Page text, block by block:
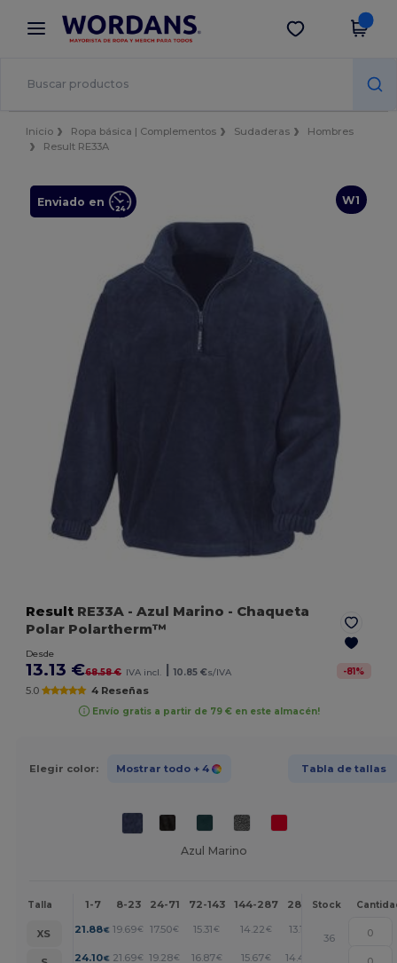
× App de Wordans
¡Mejores precios en app!
Descargar app
Inicio Ropa básica | Complementos Sudaderas
Hombres
Result RE33A
W1
Enviado en
Result RE33A - Azul Marino - Chaqueta
Polar Polartherm™
Desde
13.13 €68.58 € IVA incl. 10.85 €s/IVA -81%
5.0 4 Reseñas
Envío gratis a partir de 79 € en este almacén!
Elegir color: Mostrar todo + 4 Tabla de tallas
Azul Marino
Talla 1-7 8-23 24-71 72-143 144-287 288 + Más
Stock
XS 21.88€ 19.69€ 17.50€ 15.31 € 14.22€ 13.13 +
36
24.10€ 21.69€ 19.28€ 16.87€ 15.67€ 14.46